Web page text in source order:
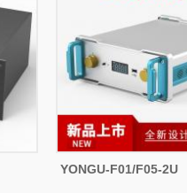
YONGU-F01/F05-2U